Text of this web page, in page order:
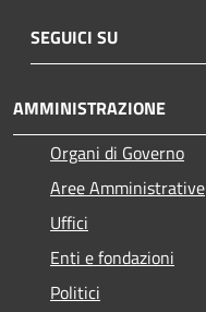
SEGUICI SU
AMMINISTRAZIONE
Organi di Governo
Aree Amministrative
Uffici
Enti e fondazioni
Politici